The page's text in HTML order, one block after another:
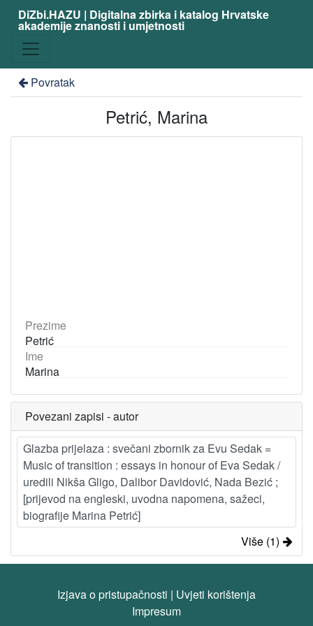
DiZbi.HAZU | Digitalna zbirka i katalog Hrvatske
akademije znanosti i umjetnosti
Povratak
Petrić, Marina
Prezime
Petrić
Ime
Marina
Povezani zapisi - autor
Glazba prijelaza : svečani zbornik za Evu Sedak =
Music of transition : essays in honour of Eva Sedak /
uredili Nikša Gligo, Dalibor Davidović, Nada Bezić ;
[prijevod na engleski, uvodna napomena, sažeci,
biografije Marina Petrić]
Više (1)
Izjava o pristupačnosti | Uvjeti korištenja
Impresum